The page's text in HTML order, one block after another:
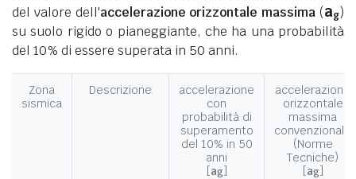
del valore dell'accelerazione orizzontale massima (ag)
su suolo rigido o pianeggiante, che ha una probabilità
del 10% di essere superata in 50 anni.
Zona
sismica
Descrizione
accelerazione
con
probabilità di
superamento
del 10% in 50
anni
[ag]
accelerazione
orizzontale
massima
convenzionale
(Norme
Tecniche)
[ag]